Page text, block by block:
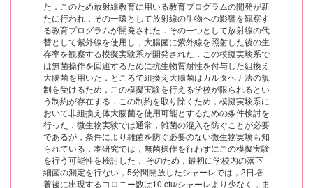
た．このため放射線教育に用いる教育プログラムの開発が新
たに行われ，その一環として放射線の生物への影響を観察す
る教育プログラムが開発された．その一つとして放射線の代
替として紫外線を使用し，大腸菌に紫外線を照射した後の生
存率を観察する模擬実験系が開発された．この模擬実験系で
は無菌操作を回避するために抗生物質耐性を付与した組換え
大腸菌を用いた．ところで組換え大腸菌はカルタヘナ法の規
制を受けるため，この模擬実験を行える学校が限られるとい
う制約が存在する．この制約を取り除くため，模擬実験系に
おいて非組換え体大腸菌を使用可能とするための条件検討を
行った．微生物実験では通常，雑菌の混入を防ぐことが必要
であるが，条件により雑菌を防ぐ必要のない微生物実験も知
られている．本研究では，無菌操作を行わずにこの模擬実験
を行う可能性を検討した． そのため，最初に学校内の落下
細菌の測定を行ない，5分間開放したシャーレでは，2日培
養後に出現するコロニー数は10 cfu/シャーレより少なく，ま